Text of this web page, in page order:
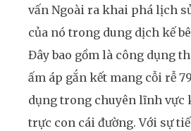
vấn Ngoài ra khai phá lịch
của nó trong dung dịch kế
Đây bao gồm là công dụng
ấm áp gắn kết mang cỗi rễ
dụng trong chuyên lĩnh
trực con cái đường. Với sự